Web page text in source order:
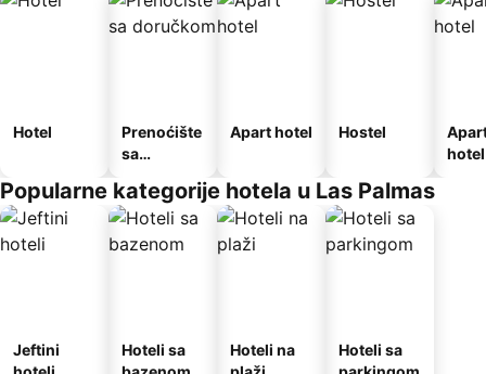
Hotel
Prenoćište
sa
Apart hotel Hostel
hotel
Popularne kategorije hotela u Las Palmas
Jeftini
Hoteli sa
Hoteli na
Hoteli sa